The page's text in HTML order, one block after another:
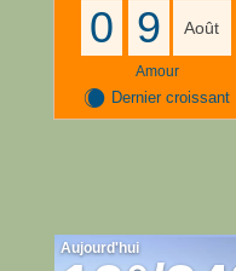
0 9 Août
Amour
X Dernier croissant